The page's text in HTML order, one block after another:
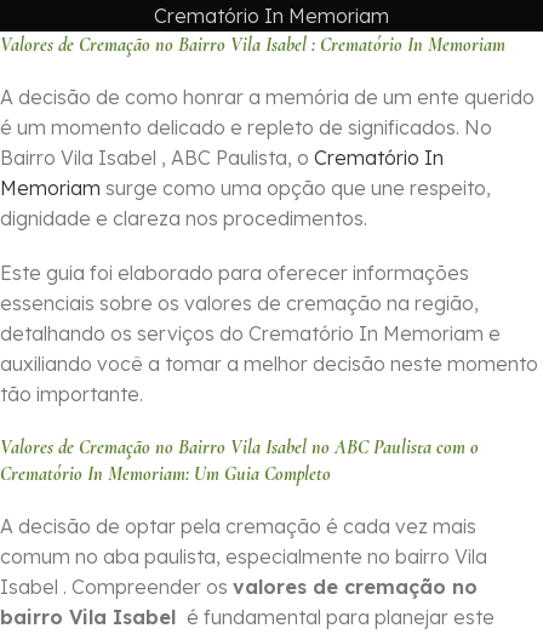
Crematório In Memoriam
Valores de Cremação no Bairro Vila Isabel : Crematório In Memoriam
A decisão de como honrar a memória de um ente querido
é um momento delicado e repleto de significados. No
Bairro Vila Isabel , ABC Paulista, o Crematório In
Memoriam surge como uma opção que une respeito,
dignidade e clareza nos procedimentos.
Este guia foi elaborado para oferecer informações
essenciais sobre os valores de cremação na região,
detalhando os serviços do Crematório In Memoriam e
auxiliando você a tomar a melhor decisão neste momento
tão importante.
Valores de Cremação no Bairro Vila Isabel no ABC Paulista com o
Crematório In Memoriam: Um Guia Completo
A decisão de optar pela cremação é cada vez mais
comum no aba paulista, especialmente no bairro Vila
Isabel . Compreender os valores de cremação no
bairro Vila Isabel é fundamental para planejar este